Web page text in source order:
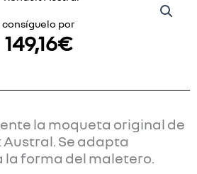
consíguelo por
149,16€
la moqueta original de
Austral. Se adapta
forma del maletero.